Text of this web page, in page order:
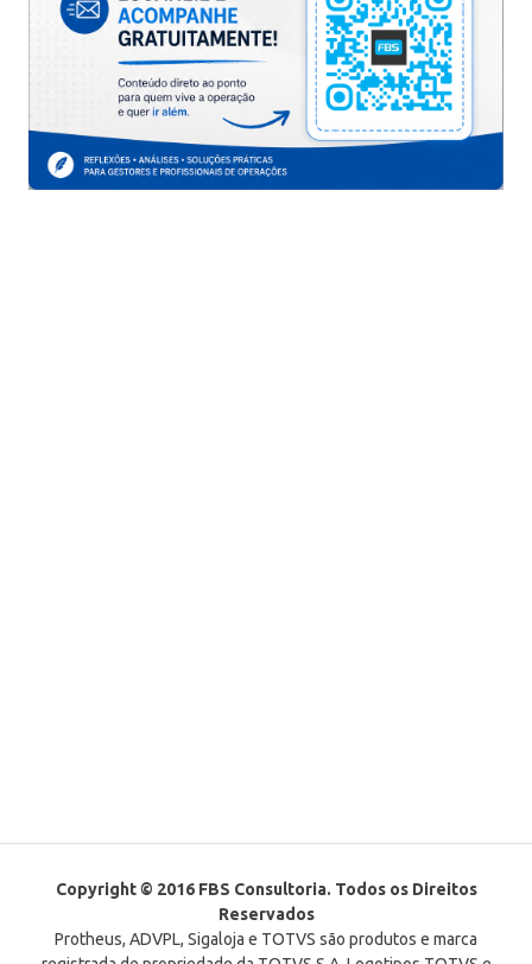
Copyright © 2016 FBS Consultoria. Todos os Direitos
Reservados
Protheus, ADVPL, Sigaloja e TOTVS são produtos e marca